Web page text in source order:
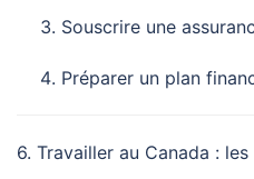
Souscrire une
Préparer un plan
6. Travailler au Canada :